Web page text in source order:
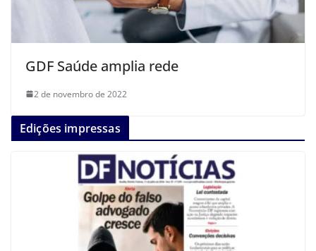
GDF Saúde amplia rede
2 de novembro de 2022
Edições impressas